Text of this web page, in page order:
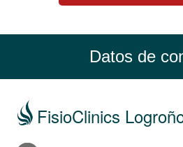
Datos de
FisioClinics